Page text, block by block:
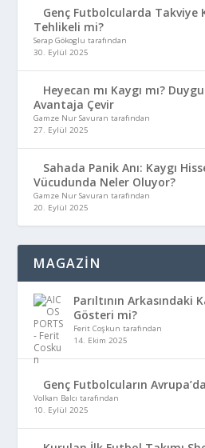
Genç Futbolcularda Takviye
Tehlikeli mi?
Serap Gökoglu tarafından
30. Eylül 2025
Heyecan mı Kaygı mı?
Avantaja Çevir
Gamze Nur Savuran tarafından
27. Eylül 2025
Sahada Panik Anı: Kaygı
Vücudunda Neler Oluyor?
Gamze Nur Savuran tarafından
20. Eylül 2025
MAGAZİN
Parıltının Arkasındaki
Gösteri mi?
Ferit Coşkun tarafından
14. Ekim 2025
Genç Futbolcuların
Volkan Balcı tarafından
10. Eylül 2025